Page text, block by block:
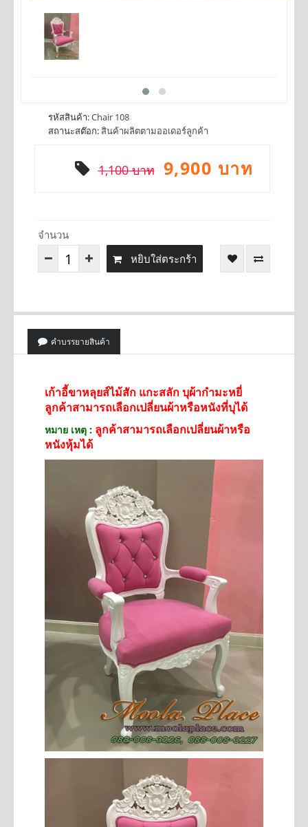
รหัสสินค้า:Chair 108
สถานะสต๊อก: สินค้าผลิตตามออเดอร์ลูกค้า
1,100 บาท 9,900 บาท
จำนวน
หยิบใส่ตระกร้า
คำบรรยายสินค้า
เก้าอี้ขาหลุยส์ไม้สัก แกะสลัก บุผ้ากำมะหยี่
ลูกค้าสามารถเลือกเปลี่ยนผ้าหรือหนังที่บุได้
หมาย เหตุ : ลูกค้าสามารถเลือกเปลี่ยนผ้าหรือ
หนังหุ้มได้